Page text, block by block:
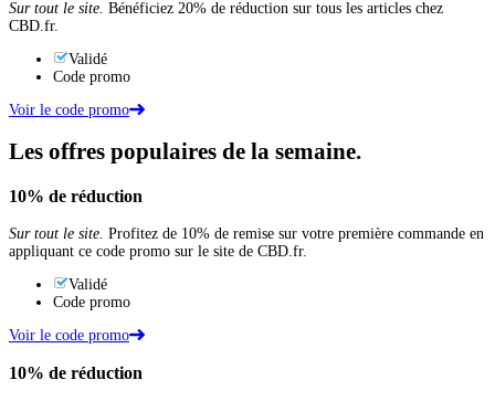
Sur tout le site. Bénéficiez 20% de réduction sur tous les articles chez
CBD.fr.
Validé
Code promo
Voir le code promo
Les offres populaires de la semaine.
10% de réduction
Sur tout le site. Profitez de 10% de remise sur votre première commande en
appliquant ce code promo sur le site de CBD.fr.
Validé
Code promo
Voir le code promo
10% de réduction